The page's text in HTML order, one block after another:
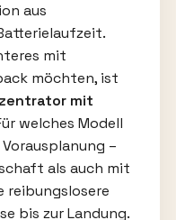
aus
mit
möchten, ist
mit
welches Modell
–
als auch mit
reibungslosere
bis zur Landung.